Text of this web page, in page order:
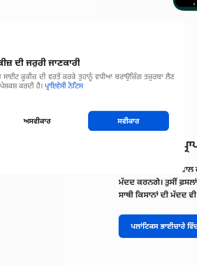
ਮਾਹਿਰ ਸਲਾਹ
ਕੀ ਤੁਹਾਡੇ ਕੋਲ ਕੋਈ
ਮੱਦਦ ਕਰਨਗੇ। ਤੁਸੀਂ
ਸਾਥੀ ਕਿਸਾਨਾਂ ਦੀ ਮੱਦਦ
ਪਲਾਂਟਿਕਸ ਭਾਈਚਾਰੇ
ਦੀ ਜਰੂਰੀ ਜਾਣਕਾਰੀ
ਕੂਕੀਜ਼ ਦੀ ਵਰਤੋਂ ਕਰਕੇ ਤੁਹਾਨੂੰ ਵਧੀਆ ਬਰਾਉਜ਼ਿੰਗ ਤਜ਼ੁਰਬਾ ਲੈਣ
ਕਰਦੀ ਹੈ।ਪ੍ਰਾਇਵੇਸੀ ਨੋਟਿਸ
ਅਸਵੀਕਾਰ ਸਵੀਕਾਰ